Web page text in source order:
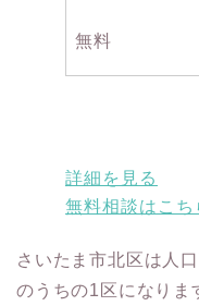
無料
詳細を見る
無料相談はこち
さいたま市北区は人
のうちの1区になりま